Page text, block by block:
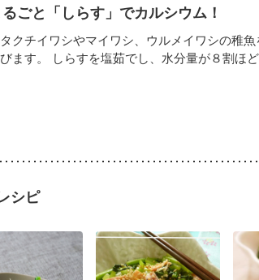
るごと「しらす」でカルシウム！
クチイワシやマイワシ、ウルメイワシの稚
ます。 しらすを塩茹でし、水分量が８割ほ
シピ